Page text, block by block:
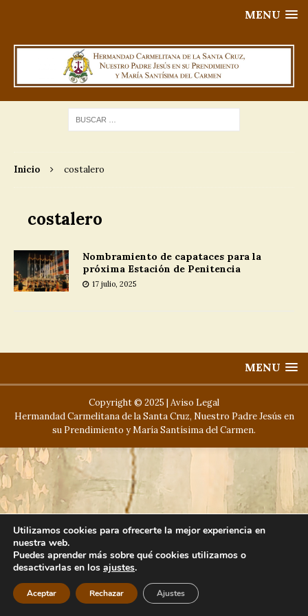
MENU
Inicio costalero
costalero
Nombramiento de capataces para la
próxima Estación de Penitencia
17 julio, 2025
MENU
Copyright © 2025 | Aviso Legal
Hermandad Carmelitana de la Santa Cruz, Nuestro Padre Jesús en
su Prendimiento y María Santísima del Carmen.
Utilizamos cookies para ofrecerte la mejor experiencia en
nuestra web.
Puedes aprender más sobre qué cookies utilizamos o
desactivarlas en los ajustes.
Aceptar Rechazar Ajustes